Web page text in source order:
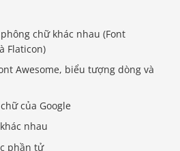
chữ khác nhau (Font
Flaticon)
Awesome, biểu tượng dòng và
của Google
nhau
phần tử